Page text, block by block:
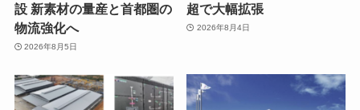
設 新素材の量産と首都圏の
物流強化へ
2026年8月5日
超で大幅拡張
2026年8月4日